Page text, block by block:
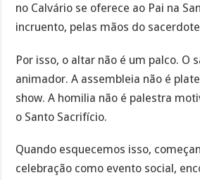
no Calvário se oferece ao Pai na
incruento, pelas mãos do
Por isso, o altar não é um palco. O
animador. A assembleia não é
show. A homilia não é palestra
o Santo Sacrifício.
Quando esquecemos isso,
celebração como evento social,